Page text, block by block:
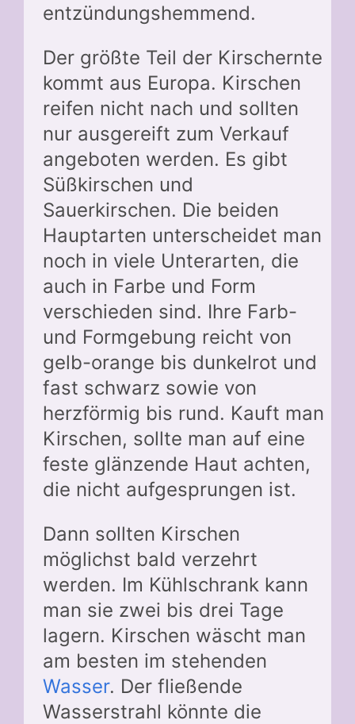
entzündungshemmend.
Der größte Teil der Kirschernte
kommt aus Europa. Kirschen
reifen nicht nach und sollten
nur ausgereift zum Verkauf
angeboten werden. Es gibt
Süßkirschen und
Sauerkirschen. Die beiden
Hauptarten unterscheidet man
noch in viele Unterarten, die
auch in Farbe und Form
verschieden sind. Ihre Farb-
und Formgebung reicht von
gelb-orange bis dunkelrot und
fast schwarz sowie von
herzförmig bis rund. Kauft man
Kirschen, sollte man auf eine
feste glänzende Haut achten,
die nicht aufgesprungen ist.
Dann sollten Kirschen
möglichst bald verzehrt
werden. Im Kühlschrank kann
man sie zwei bis drei Tage
lagern. Kirschen wäscht man
am besten im stehenden
Wasser. Der fließende
Wasserstrahl könnte die